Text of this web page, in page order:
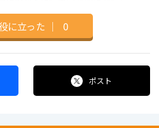
に立った ｜ 0
ポスト